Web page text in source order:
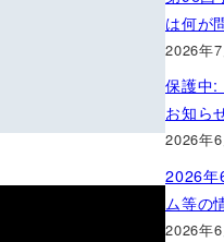
は何が
2026年
保護中:
お知ら
2026年
2026年
ム等の
2026年